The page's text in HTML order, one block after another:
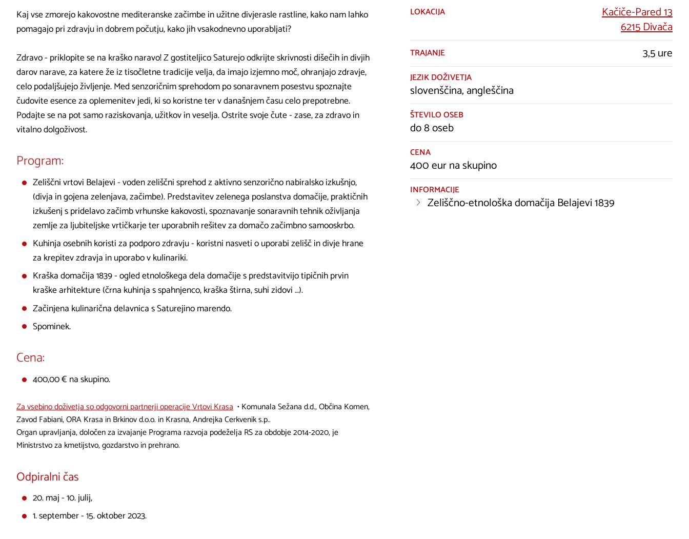
Kaj vse zmorejo kakovostne mediteranske začimbe in užitne divjerasle rastline, kako nam lahko
pomagajo pri zdravju in dobrem počutju, kako jih vsakodnevno uporabljati?
Zdravo - priklopite se na kraško naravo! Z gostiteljico Saturejo odkrijte skrivnosti dišečih in divjih
darov narave, za katere že iz tisočletne tradicije velja, da imajo izjemno moč, ohranjajo zdravje,
celo podaljšujejo življenje. Med senzoričnim sprehodom po sonaravnem posestvu spoznajte
čudovite esence za oplemenitev jedi, ki so koristne ter v današnjem času celo prepotrebne.
Podajte se na pot samo raziskovanja, užitkov in veselja. Ostrite svoje čute - zase, za zdravo in
vitalno dolgoživost.
Program:
Zeliščni vrtovi Belajevi - voden zeliščni sprehod z aktivno senzorično nabiralsko izkušnjo,
(divja in gojena zelenjava, začimbe). Predstavitev zelenega poslanstva domačije, praktičnih
izkušenj s pridelavo začimb vrhunske kakovosti, spoznavanje sonaravnih tehnik oživljanja
zemlje za ljubiteljske vrtičkarje ter uporabnih rešitev za domačo začimbno samooskrbo.
Kuhinja osebnih koristi za podporo zdravju - koristni nasveti o uporabi zelišč in divje hrane
za krepitev zdravja in uporabo v kulinariki.
Kraška domačija 1839 - ogled etnološkega dela domačije s predstavitvijo tipičnih prvin
kraške arhitekture (črna kuhinja s spahnjenco, kraška štirna, suhi zidovi …).
Začinjena kulinarična delavnica s Saturejino marendo.
Spominek.
Cena:
400,00 € na skupino.
Za vsebino doživetja so odgovorni partnerji operacije Vrtovi Krasa • Komunala Sežana d.d., Občina Komen,
Zavod Fabiani, ORA Krasa in Brkinov d.o.o. in Krasna, Andrejka Cerkvenik s.p..
Organ upravljanja, določen za izvajanje Programa razvoja podeželja RS za obdobje 2014-2020, je
Ministrstvo za kmetijstvo, gozdarstvo in prehrano.
Odpiralni čas
20. maj - 10. julij,
1. september - 15. oktober 2023.
LOKACIJA
Kačiče-Pared 13
6215 Divača
TRAJANJE 3,5 ure
JEZIK DOŽIVETJA
slovenščina, angleščina
ŠTEVILO OSEB
do 8 oseb
CENA
400 eur na skupino
INFORMACIJE
Zeliščno-etnološka domačija Belajevi 1839